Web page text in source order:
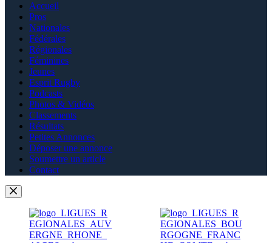
Accueil
Pros
Nationales
Fédérales
Régionales
Féminines
Jeunes
Esprit Rugby
Podcasts
Photos & Vidéos
Classements
Résultats
Petites Annonces
Déposer une annonce
Soumettre un article
Contact